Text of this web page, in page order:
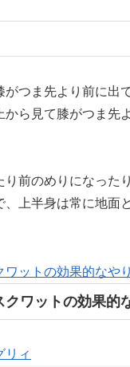
がつま先より前に出
から見て膝がつま先
り前のめりになった
、上半身は常に地面
クワットの効果的
リィ